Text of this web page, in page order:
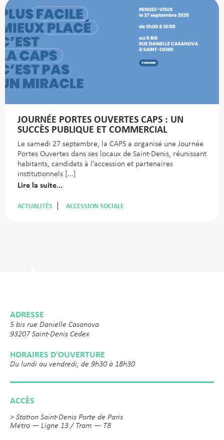
JOURNÉE PORTES OUVERTES CAPS : UN
SUCCÈS PUBLIQUE ET COMMERCIAL
Le samedi 27 septembre, la CAPS a organisé une Journée
Portes Ouvertes dans ses locaux de Saint-Denis, réunissant
habitants, candidats à l’accession et partenaires
institutionnels
Lire la suite...
ACTUALITÉS ACCESSION SOCIALE
ADRESSE
5 bis rue Danielle Casanova
93207 Saint-Denis Cedex
HORAIRES D'OUVERTURE
Du lundi au vendredi, de 9h30 à 18h30
ACCÈS
> Station Saint-Denis Porte de Paris
Métro — Ligne 13 / Tram — T8